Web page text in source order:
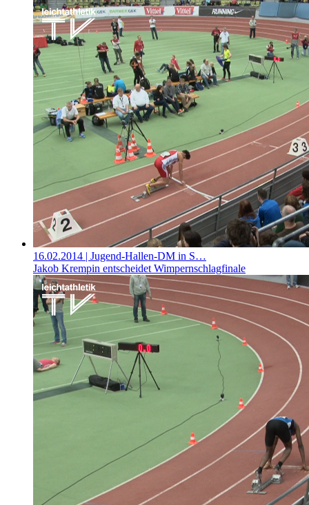
16.02.2014 | Jugend-Hallen-DM in S…
Jakob Krempin entscheidet Wimpernschlagfinale